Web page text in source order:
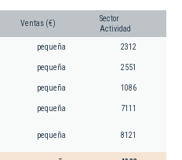
Ventas (€)
Sector
Actividad
pequeña 2312
pequeña 2551
pequeña 1086
pequeña 7111
pequeña 8121